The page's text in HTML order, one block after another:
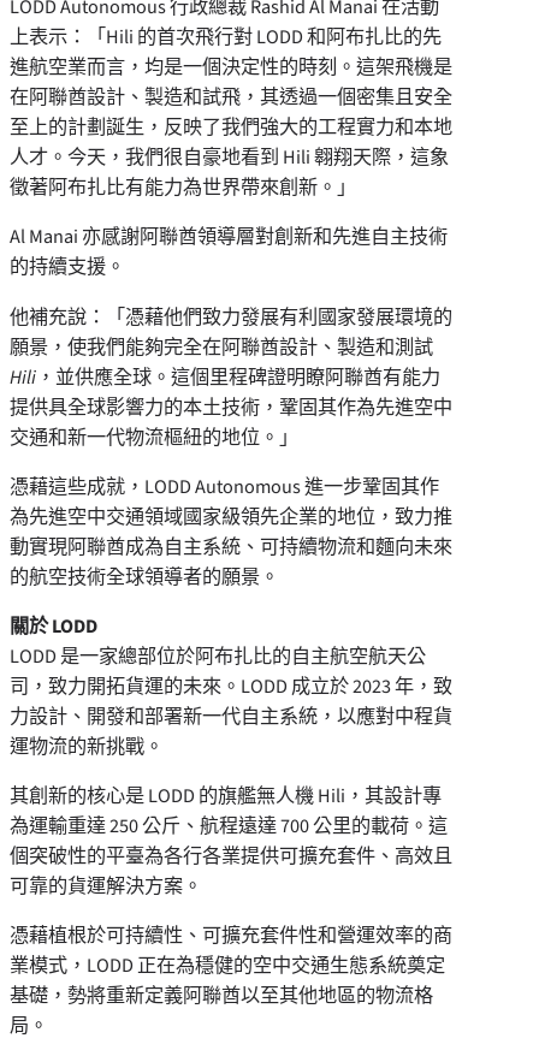
LODD Autonomous 行政總裁Rashid Al Manai在活動
上表示：「Hili 的首次飛行對 LODD 和阿布扎比的先
進航空業而言，均是一個決定性的時刻。這架飛機是
在阿聯酋設計、製造和試飛，其透過一個密集且安全
至上的計劃誕生，反映了我們強大的工程實力和本地
人才。今天，我們很自豪地看到 Hili 翱翔天際，這象
徵著阿布扎比有能力為世界帶來創新。」
Al Manai 亦感謝阿聯酋領導層對創新和先進自主技術
的持續支援。
他補充說：「憑藉他們致力發展有利國家發展環境的
願景，使我們能夠完全在阿聯酋設計、製造和測試
Hili ，並供應全球。這個里程碑證明瞭阿聯酋有能力
提供具全球影響力的本土技術，鞏固其作為先進空中
交通和新一代物流樞紐的地位。」
憑藉這些成就，LODD Autonomous 進一步鞏固其作
為先進空中交通領域國家級領先企業的地位，致力推
動實現阿聯酋成為自主系統、可持續物流和麵向未來
的航空技術全球領導者的願景。
關於 LODD
LODD 是一家總部位於阿布扎比的自主航空航天公
司，致力開拓貨運的未來。LODD 成立於 2023 年，致
力設計、開發和部署新一代自主系統，以應對中程貨
運物流的新挑戰。
其創新的核心是 LODD 的旗艦無人機 Hili，其設計專
為運輸重達 250 公斤、航程遠達 700 公里的載荷。這
個突破性的平臺為各行各業提供可擴充套件、高效且
可靠的貨運解決方案。
憑藉植根於可持續性、可擴充套件性和營運效率的商
業模式，LODD 正在為穩健的空中交通生態系統奠定
基礎，勢將重新定義阿聯酋以至其他地區的物流格
局。